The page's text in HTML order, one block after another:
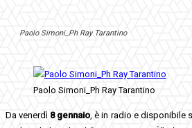
Paolo Simoni_Ph Ray Tarantino
Paolo Simoni_Ph Ray Tarantino
Da venerdì 8 gennaio , è in radio e disponibile